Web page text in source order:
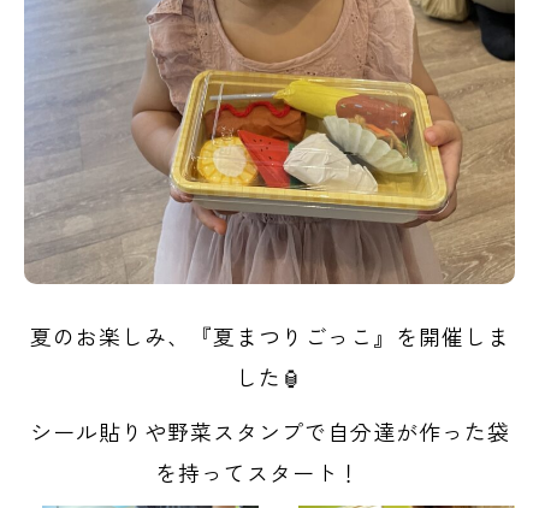
夏のお楽しみ、『夏まつりごっこ』を開催しま
した🏮
シール貼りや野菜スタンプで自分達が作った袋
を持ってスタート！